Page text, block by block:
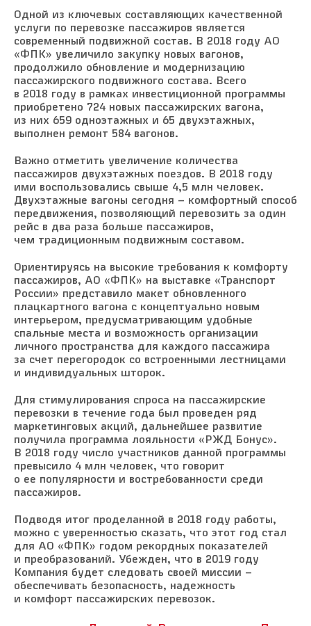
Одной из ключевых составляющих качественной
услуги по перевозке пассажиров является
современный подвижной состав. В 2018 году АО
«ФПК» увеличило закупку новых вагонов,
продолжило обновление и модернизацию
пассажирского подвижного состава. Всего
в 2018 году в рамках инвестиционной программы
приобретено 724 новых пассажирских вагона,
из них 659 одноэтажных и 65 двухэтажных,
выполнен ремонт 584 вагонов.
Важно отметить увеличение количества
пассажиров двухэтажных поездов. В 2018 году
ими воспользовались свыше 4,5 млн человек.
Двухэтажные вагоны сегодня – комфортный способ
передвижения, позволяющий перевозить за один
рейс в два раза больше пассажиров,
чем традиционным подвижным составом.
Ориентируясь на высокие требования к комфорту
пассажиров, АО «ФПК» на выставке «Транспорт
России» представило макет обновленного
плацкартного вагона с концептуально новым
интерьером, предусматривающим удобные
спальные места и возможность организации
личного пространства для каждого пассажира
за счет перегородок со встроенными лестницами
и индивидуальных шторок.
Для стимулирования спроса на пассажирские
перевозки в течение года был проведен ряд
маркетинговых акций, дальнейшее развитие
получила программа лояльности «РЖД Бонус».
В 2018 году число участников данной программы
превысило 4 млн человек, что говорит
о ее популярности и востребованности среди
пассажиров.
Подводя итог проделанной в 2018 году работы,
можно с уверенностью сказать, что этот год стал
для АО «ФПК» годом рекордных показателей
и преобразований. Убежден, что в 2019 году
Компания будет следовать своей миссии –
обеспечивать безопасность, надежность
и комфорт пассажирских перевозок.